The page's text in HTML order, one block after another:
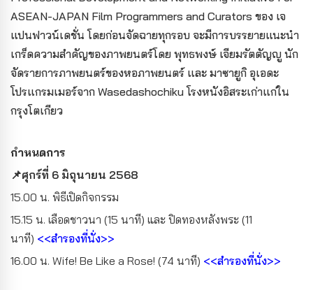
ASEAN-JAPAN Film Programmers and Curators ของ เจ
แปนฟาวน์เดชั่น โดยก่อนจัดฉายทุกรอบ จะมีการบรรยายแนะนำ
เกร็ดความสำคัญของภาพยนตร์โดย พุทธพงษ์ เจียมรัตตัญญู นัก
จัดรายการภาพยนตร์ของหอภาพยนตร์ และ มาซายูกิ อุเอดะ
โปรแกรมเมอร์จาก Wasedashochiku โรงหนังอิสระเก่าแก่ใน
กรุงโตเกียว
กำหนดการ
📌ศุกร์ที่ 6 มิถุนายน 2568
15.00 น. พิธีเปิดกิจกรรม
15.15 น. เลือดชาวนา (15 นาที) และ ปิดทองหลังพระ (11
นาที) <<สำรองที่นั่ง>>
16.00 น. Wife! Be Like a Rose! (74 นาที) <<สำรองที่นั่ง>>